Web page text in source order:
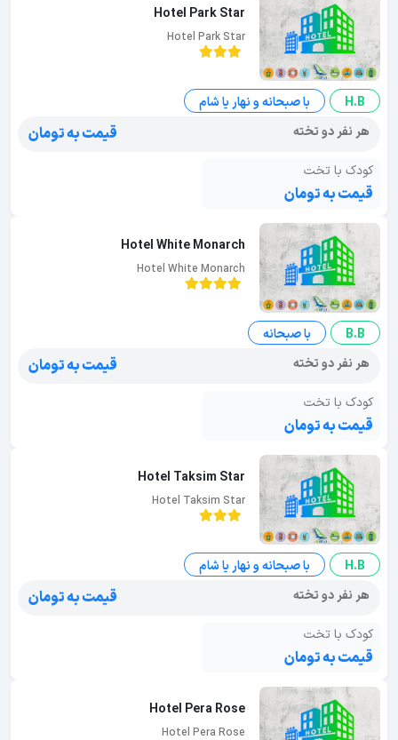
Hotel Park Star
Hotel Park Star
H.B
با صبحانه و نهار یا شام
هر نفر دو تخته
قیمت به تومان
کودک با تخت
قیمت به تومان
Hotel White Monarch
Hotel White Monarch
B.B
با صبحانه
هر نفر دو تخته
قیمت به تومان
کودک با تخت
قیمت به تومان
Hotel Taksim Star
Hotel Taksim Star
H.B
با صبحانه و نهار یا شام
هر نفر دو تخته
قیمت به تومان
کودک با تخت
قیمت به تومان
Hotel Pera Rose
Hotel Pera Rose